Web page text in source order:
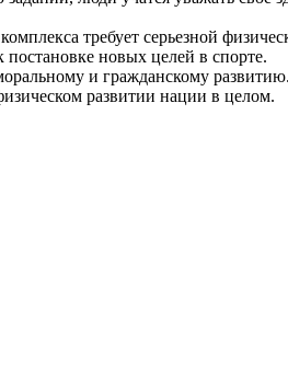
требует серьезной
новых целей в спорте.
и гражданскому
развитии нации в целом.